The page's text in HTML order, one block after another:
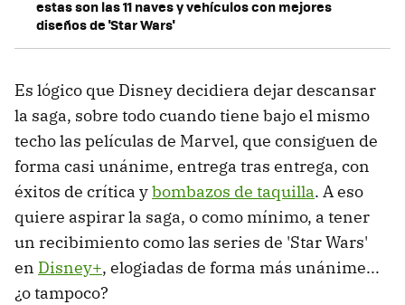
estas son las 11 naves y vehículos con mejores
diseños de 'Star Wars'
Es lógico que Disney decidiera dejar descansar
la saga, sobre todo cuando tiene bajo el mismo
techo las películas de Marvel, que consiguen de
forma casi unánime, entrega tras entrega, con
éxitos de crítica ybombazos de taquilla. A eso
quiere aspirar la saga, o como mínimo, a tener
un recibimiento como las series de 'Star Wars'
en Disney+, elogiadas de forma más unánime...
¿o tampoco?